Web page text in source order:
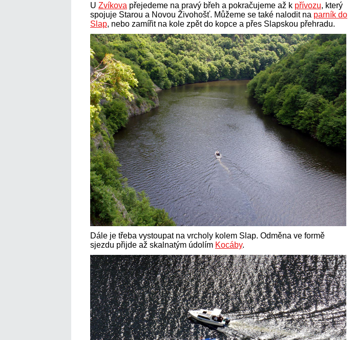
U Zvíkova přejedeme na pravý břeh a pokračujeme až k přívozu, který
spojuje Starou a Novou Živohošť. Můžeme se také nalodit na parník do
Slap, nebo zamířit na kole zpět do kopce a přes Slapskou přehradu.
Dále je třeba vystoupat na vrcholy kolem Slap. Odměna ve formě
sjezdu přijde až skalnatým údolím Kocáby.